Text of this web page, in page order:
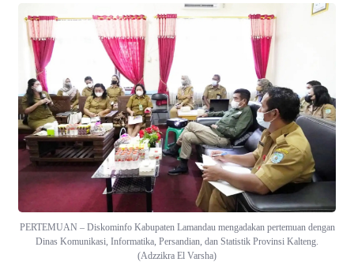
PERTEMUAN – Diskominfo Kabupaten Lamandau mengadakan pertemuan dengan
Dinas Komunikasi, Informatika, Persandian, dan Statistik Provinsi Kalteng.
(Adzzikra El Varsha)